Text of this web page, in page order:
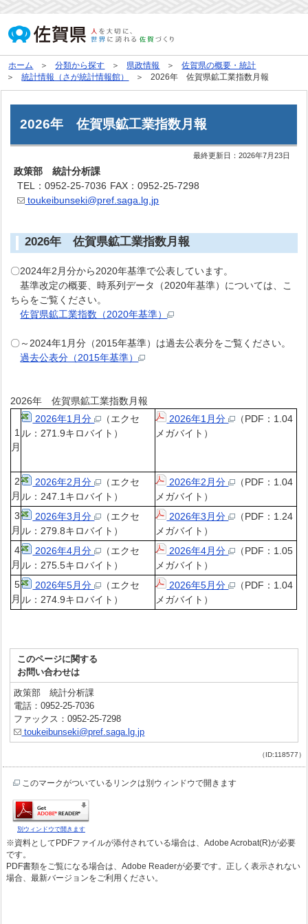
ホーム 分類から探す 県政情報
佐賀県の概要・統計
統計情報（さが統計情報館）
2026年 佐賀県鉱工業指数月報
2026年 佐賀県鉱工業指数月報
最終更新日：2026年7月23日
政策部 統計分析課
TEL：0952-25-7036 FAX：0952-25-7298
toukeibunseki@pref.saga.lg.jp
2026年 佐賀県鉱工業指数月報
〇2024年2月分から2020年基準で公表しています。
基準改定の概要、時系列データ（2020年基準）については、こ
ちらをご覧ください。
佐賀県鉱工業指数（2020年基準）
〇～2024年1月分（2015年基準）は過去公表分をご覧ください。
過去公表分（2015年基準）
2026年 佐賀県鉱工業指数月報
1
月
2026年1月分
（エクセ
ル：271.9キロバイト）
2026年1月分
（PDF：1.04
メガバイト）
2
月
2026年2月分
（エクセ
ル：247.1キロバイト）
2026年2月分
（PDF：1.04
メガバイト）
3
月
2026年3月分
（エクセ
ル：279.8キロバイト）
2026年3月分
（PDF：1.24
メガバイト）
4
月
2026年4月分
（エクセ
ル：275.5キロバイト）
2026年4月分
（PDF：1.05
メガバイト）
5
月
2026年5月分
（エクセ
ル：274.9キロバイト）
2026年5月分
（PDF：1.04
メガバイト）
このページに関する
お問い合わせは
政策部 統計分析課
電話：0952-25-7036
ファックス：0952-25-7298
toukeibunseki@pref.saga.lg.jp
（ID:118577）
このマークがついているリンクは別ウィンドウで開きます
別ウィンドウで開きます
※資料としてPDFファイルが添付されている場合は、Adobe Acrobat(R)が必要
です。
PDF書類をご覧になる場合は、Adobe Readerが必要です。正しく表示されない
場合、最新バージョンをご利用ください。